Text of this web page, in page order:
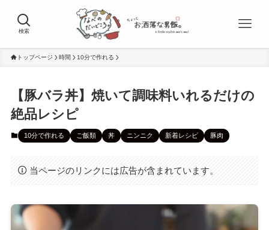
検索
トップページ 時間 10分で作れる
【豚バラ丼】焼いて調味料いれるだけの
絶品レシピ
10分で作れる ご飯類 丼 ニンニク 新着レシピ 豚肉
当ページのリンクには広告が含まれています。